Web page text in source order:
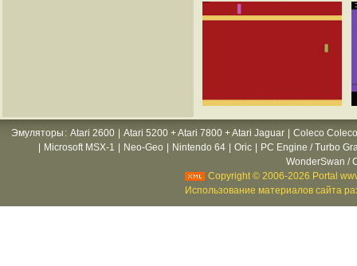
Эмуляторы : Atari 2600 Atari 5200 + Atari 7800 + Atari Jaguar
Coleco
Microsoft MSX-1 Neo-Geo Nintendo 64 Oric
PC Engine / Turbo
WonderSwan /
Copyright © 2006-2026 Portal
Использование материалов сайта